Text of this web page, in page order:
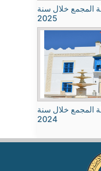
المجمع خلال سنة
2025
المجمع خلال سنة
2024